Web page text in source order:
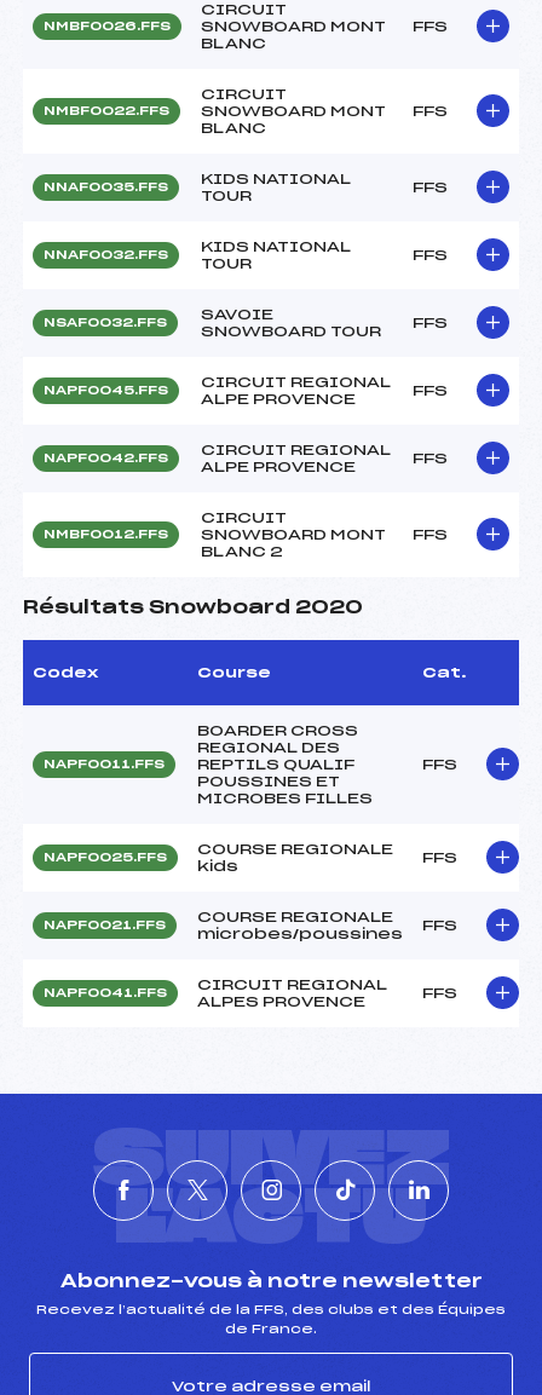
NMBF0026.FFS
CIRCUIT
SNOWBOARD MONT
BLANC
FFS
NMBF0022.FFS
CIRCUIT
SNOWBOARD MONT
BLANC
FFS
NNAF0035.FFS
KIDS NATIONAL
TOUR
FFS
NNAF0032.FFS
KIDS NATIONAL
TOUR
FFS
NSAF0032.FFS
SAVOIE
SNOWBOARD TOUR
FFS
NAPF0045.FFS
CIRCUIT REGIONAL
ALPE PROVENCE
FFS
NAPF0042.FFS
CIRCUIT REGIONAL
ALPE PROVENCE
FFS
NMBF0012.FFS
CIRCUIT
SNOWBOARD MONT
BLANC 2
FFS
Résultats Snowboard 2020
Codex Course Cat.
NAPF0011.FFS
BOARDER CROSS
REGIONAL DES
REPTILS QUALIF
POUSSINES ET
MICROBES FILLES
FFS
NAPF0025.FFS
COURSE REGIONALE
kids
FFS
NAPF0021.FFS
COURSE REGIONALE
microbes/poussines
FFS
NAPF0041.FFS
CIRCUIT REGIONAL
ALPES PROVENCE
FFS
SUIVEZ
L'ACTU
Abonnez-vous à notre newsletter
Recevez l’actualité de la FFS, des clubs et des Équipes
de France.